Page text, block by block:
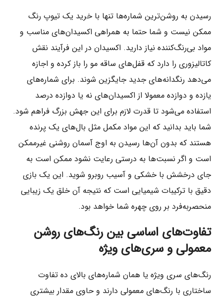
رسیدن به روشن‌ترین شماره‌ها تنها با خرید یک تیوپ رنگ
ممکن نیست و شما حتما به همراهی اکسیدان‌های مناسب و
مواد بی‌رنگ‌کننده نیاز دارید. اکسیدان در این فرآیند نقش
کاتالیزوری را دارد که قفل‌های ساقه مو را باز کرده و اجازه
می‌دهد رنگدانه‌های جدید جایگزین شوند. برای شماره‌های
یازده و دوازده معمولا از اکسیدان‌های نه یا دوازده درصد
استفاده می‌شود تا قدرت لازم برای این جهش بزرگ فراهم شود.
شما باید بدانید که این مواد مکمل مثل بال‌های یک پرنده
هستند که بدون آن‌ها رسیدن به اوج آسمان روشنی غیرممکن
است و اگر نسبت‌ها به درستی رعایت نشود ممکن است به
جای درخشش با خشکی و آسیب روبرو شوید. این یک بازی
دقیق با ترکیبات شیمیایی است که نتیجه آن خلق یک زیبایی
منحصربه‌فرد بر روی چهره شما خواهد بود.
تفاوت‌های اساسی بین رنگ‌های روشن
معمولی و سری‌های ویژه
رنگ‌های سری ویژه یا همان شماره‌های بالای ده تفاوت
ساختاری با رنگ‌های معمولی دارند و حاوی مقدار بیشتری